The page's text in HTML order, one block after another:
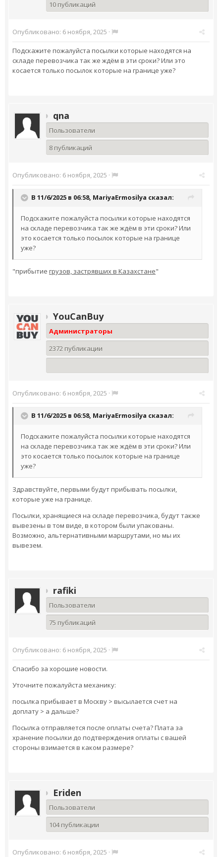
10 публикаций
Опубликовано: 6 ноября, 2025 ·
Подскажите пожалуйста посылки которые находятся на
складе перевозчика так же ждём в эти сроки? Или это
косается только посылок которые на границе уже?
qna
Пользователи
8 публикаций
Опубликовано: 6 ноября, 2025 ·
В 11/6/2025 в 06:58, MariyaErmosilya сказал:
Подскажите пожалуйста посылки которые находятся
на складе перевозчика так же ждём в эти сроки? Или
это косается только посылок которые на границе
уже?
"прибытие грузов, застрявших в Казахстане"
YouCanBuy
Администраторы
2372 публикации
Опубликовано: 6 ноября, 2025 ·
В 11/6/2025 в 06:58, MariyaErmosilya сказал:
Подскажите пожалуйста посылки которые находятся
на складе перевозчика так же ждём в эти сроки? Или
это косается только посылок которые на границе
уже?
Здравствуйте, первыми будут прибывать посылки,
которые уже на границе.
Посылки, хранящиеся на складе перевозчика, будут также
вывезены в том виде, в котором были упакованы.
Возможно, альтернативными маршрутами, но мы их
вывезем.
rafiki
Пользователи
75 публикаций
Опубликовано: 6 ноября, 2025 ·
Спасибо за хорошие новости.
Уточните пожалуйста механику:
посылка прибывает в Москву > высылается счет на
доплату > а дальше?
Посылка отправляется после оплаты счета? Плата за
хранение посылки до подтверждения оплаты с вашей
стороны взимается в каком размере?
Eriden
Пользователи
104 публикации
Опубликовано: 6 ноября, 2025 ·